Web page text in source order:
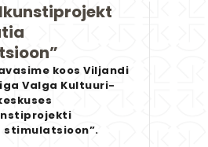
koos Viljandi
Valga Kultuuri-
stimulatsioon”.